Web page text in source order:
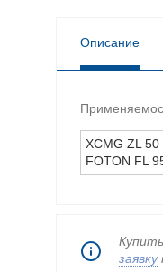
Описание
XCMG ZL 50
FOTON FL
заявку